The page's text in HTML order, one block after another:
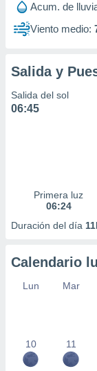
1199
Acum. de
Viento medio:
Salida y
Salida del sol
06:45
Primera luz
06:24
Duración del día
Calendario
Lun Mar
10 11